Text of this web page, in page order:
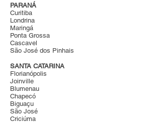
PARANÁ
Curitiba
Londrina
Maringá
Ponta Grossa
Cascavel
São José dos Pinhais
SANTA CATARINA
Florianópolis
Joinville
Blumenau
Chapecó
Biguaçu
São José
Criciúma